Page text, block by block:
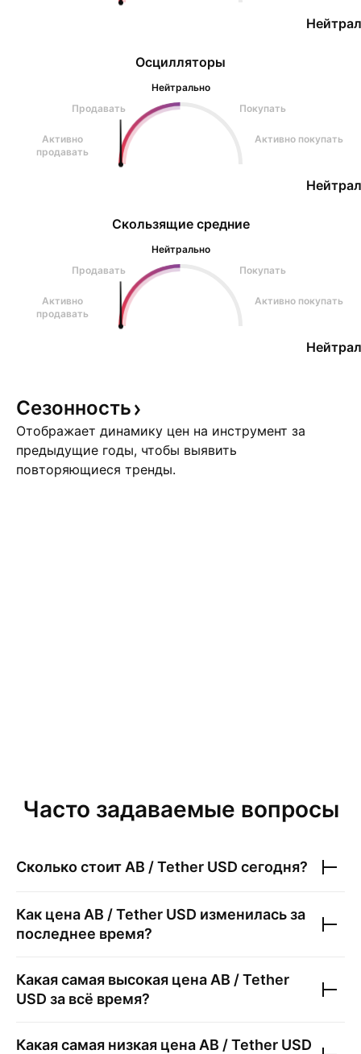
Осцилляторы
Нейтрально
Продавать
Покупать
Активно
продавать
Активно покупать
Скользящие средние
Нейтрально
Продавать
Покупать
Активно
продавать
Активно покупать
Сезонность
Отображает динамику цен на инструмент за
предыдущие годы, чтобы выявить
повторяющиеся тренды.
Часто задаваемые вопросы
Сколько стоит AB / Tether USD сегодня?
Как цена AB / Tether USD изменилась за
последнее время?
Какая самая высокая цена AB / Tether
USD за всё время?
Какая самая низкая цена AB / Tether USD